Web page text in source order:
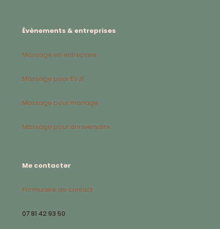
Évènements & entreprises
Massage en entreprise
Massage pour EVJF
Massage pour mariage
Massage pour anniversaire
Me contacter
Formulaire de contact
07 81 42 93 50